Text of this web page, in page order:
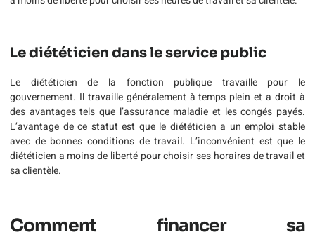
Le diététicien dans le service public
Le diététicien de la fonction publique travaille pour le
gouvernement. Il travaille généralement à temps plein et a droit à
des avantages tels que l’assurance maladie et les congés payés.
L’avantage de ce statut est que le diététicien a un emploi stable
avec de bonnes conditions de travail. L’inconvénient est que le
diététicien a moins de liberté pour choisir ses horaires de travail et
sa clientèle.
Comment financer sa